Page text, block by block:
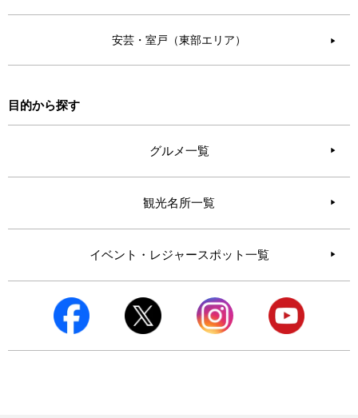
安芸・室戸（東部エリア） ▶︎
目的から探す
グルメ一覧
観光名所一覧
イベント・レジャースポット一覧